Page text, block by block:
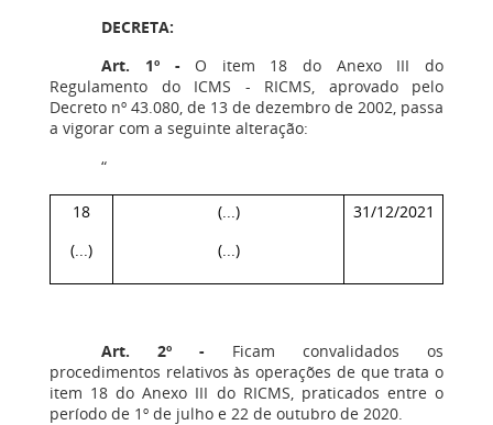
DECRETA:
Art. 1º - O item 18 do Anexo III do
Regulamento do ICMS - RICMS, aprovado pelo
Decreto nº 43.080, de 13 de dezembro de 2002, passa
a vigorar com a seguinte alteração:
“
18
(...)
(...)
(...)
31/12/2021
Art. 2º - Ficam convalidados os
procedimentos relativos às operações de que trata o
item 18 do Anexo III do RICMS, praticados entre o
período de 1º de julho e 22 de outubro de 2020.